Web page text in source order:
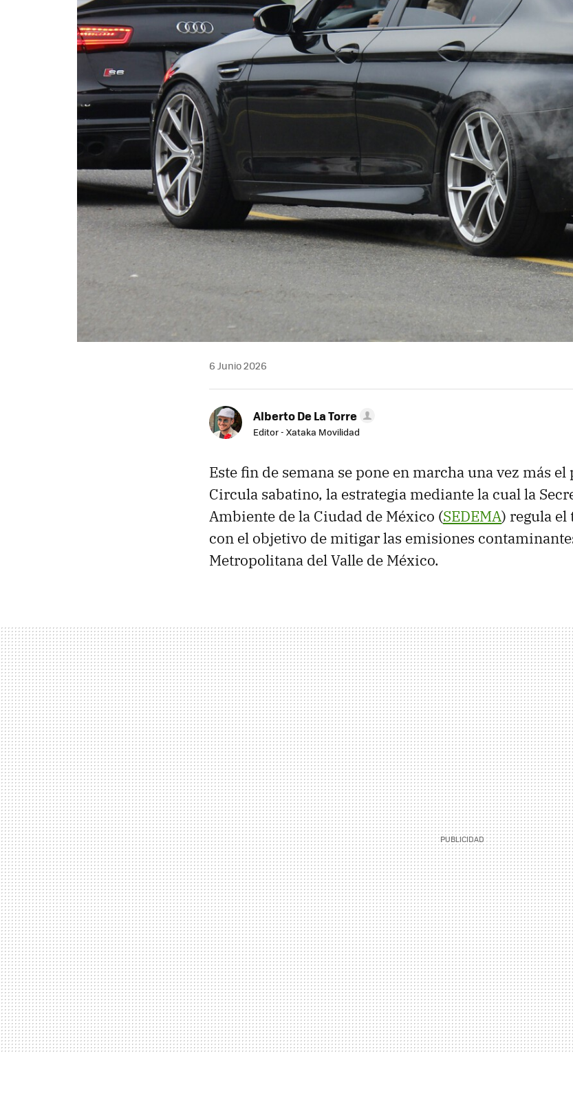
6 Junio 2026
Alberto De La Torre
Editor - Xataka Movilidad
Este fin de semana se pone en marcha una vez más
Circula sabatino, la estrategia mediante la cual la
Ambiente de la Ciudad de México (SEDEMA) regula
con el objetivo de mitigar las emisiones
Metropolitana del Valle de México.